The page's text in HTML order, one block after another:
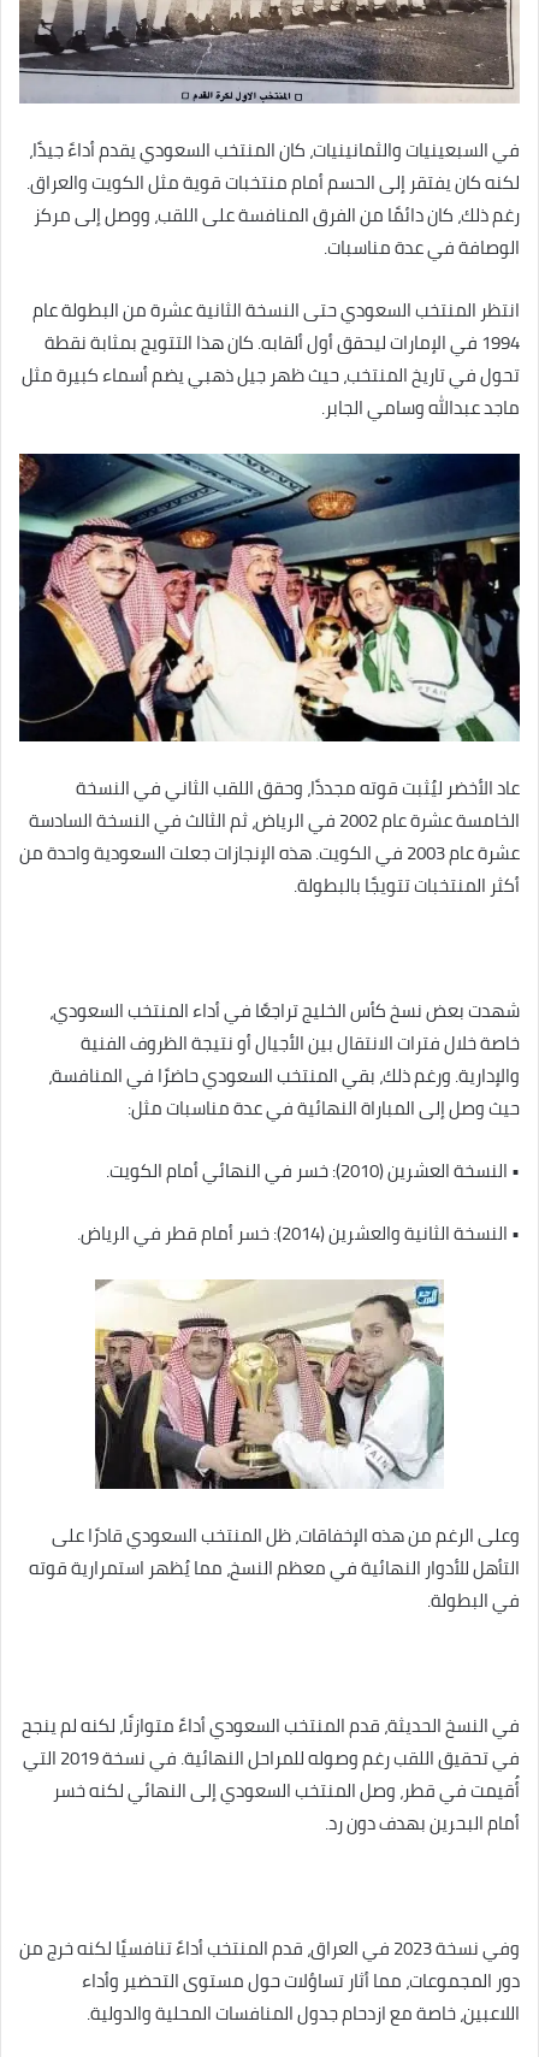
في السبعينيات والثمانينيات، كان المنتخب السعودي يقدم أداءً جيدًا،
لكنه كان يفتقر إلى الحسم أمام منتخبات قوية مثل الكويت والعراق.
رغم ذلك، كان دائمًا من الفرق المنافسة على اللقب، ووصل إلى مركز
الوصافة في عدة مناسبات.
انتظر المنتخب السعودي حتى النسخة الثانية عشرة من البطولة عام
1994 في الإمارات ليحقق أول ألقابه. كان هذا التتويج بمثابة نقطة
تحول في تاريخ المنتخب، حيث ظهر جيل ذهبي يضم أسماء كبيرة مثل
ماجد عبدالله وسامي الجابر.
عاد الأخضر ليُثبت قوته مجددًا، وحقق اللقب الثاني في النسخة
الخامسة عشرة عام 2002 في الرياض، ثم الثالث في النسخة السادسة
عشرة عام 2003 في الكويت. هذه الإنجازات جعلت السعودية واحدة من
أكثر المنتخبات تتويجًا بالبطولة.
شهدت بعض نسخ كأس الخليج تراجعًا في أداء المنتخب السعودي،
خاصة خلال فترات الانتقال بين الأجيال أو نتيجة الظروف الفنية
والإدارية. ورغم ذلك، بقي المنتخب السعودي حاضرًا في المنافسة،
حيث وصل إلى المباراة النهائية في عدة مناسبات مثل:
• النسخة العشرين (2010): خسر في النهائي أمام الكويت.
• النسخة الثانية والعشرين (2014): خسر أمام قطر في الرياض.
وعلى الرغم من هذه الإخفاقات، ظل المنتخب السعودي قادرًا على
التأهل للأدوار النهائية في معظم النسخ، مما يُظهر استمرارية قوته
في البطولة.
في النسخ الحديثة، قدم المنتخب السعودي أداءً متوازنًا، لكنه لم ينجح
في تحقيق اللقب رغم وصوله للمراحل النهائية. في نسخة 2019 التي
أُقيمت في قطر، وصل المنتخب السعودي إلى النهائي لكنه خسر
أمام البحرين بهدف دون رد.
وفي نسخة 2023 في العراق، قدم المنتخب أداءً تنافسيًا لكنه خرج من
دور المجموعات، مما أثار تساؤلات حول مستوى التحضير وأداء
اللاعبين، خاصة مع ازدحام جدول المنافسات المحلية والدولية.